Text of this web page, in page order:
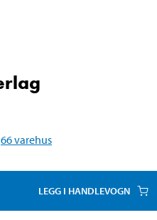
66varehus
LEGG I HANDLEVOGN